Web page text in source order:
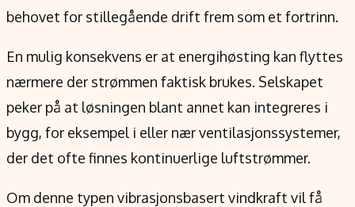
behovet for stillegående drift frem som et fortrinn.
En mulig konsekvens er at energihøsting kan flyttes
nærmere der strømmen faktisk brukes. Selskapet
peker på at løsningen blant annet kan integreres i
bygg, for eksempel i eller nær ventilasjonssystemer,
der det ofte finnes kontinuerlige luftstrømmer.
Om denne typen vibrasjonsbasert vindkraft vil få